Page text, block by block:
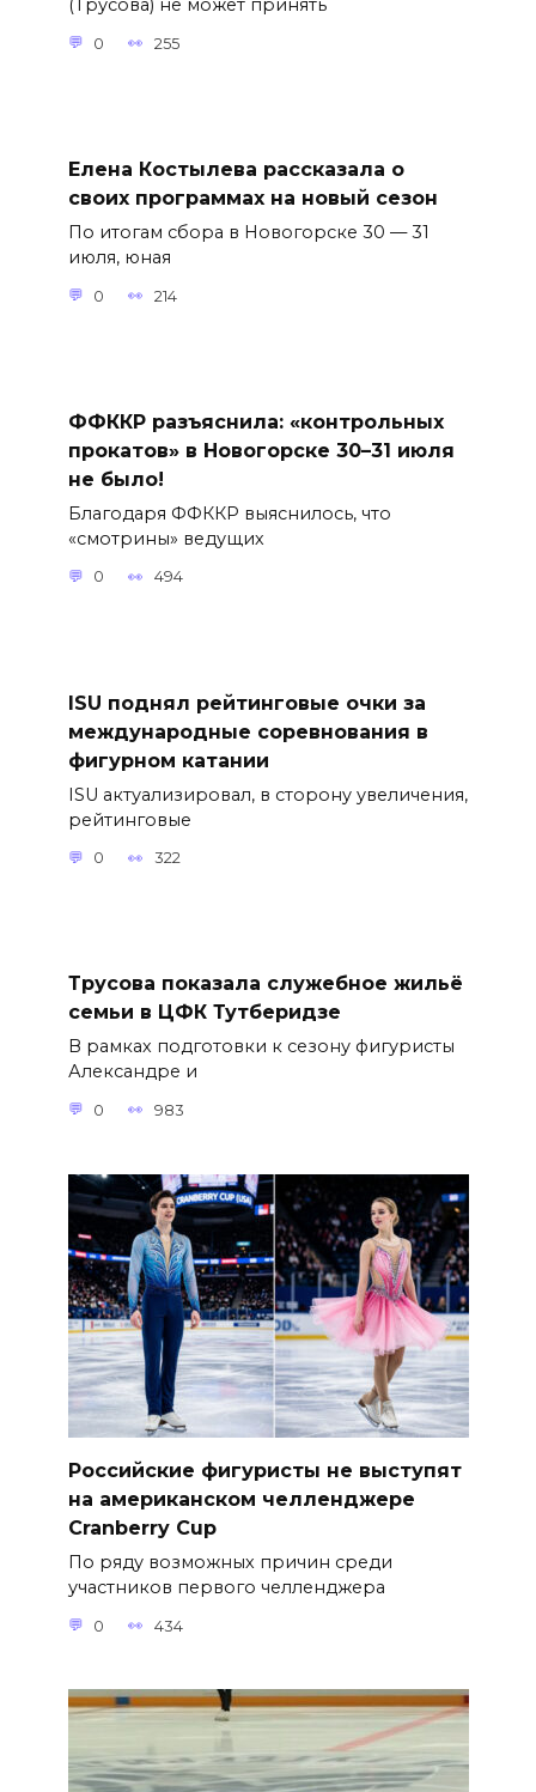
(Трусова) не может принять
0 255
Елена Костылева рассказала о
своих программах на новый сезон
По итогам сбора в Новогорске 30 — 31
июля, юная
0 214
ФФККР разъяснила: «контрольных
прокатов» в Новогорске 30–31 июля
не было!
Благодаря ФФККР выяснилось, что
«смотрины» ведущих
0 494
ISU поднял рейтинговые очки за
международные соревнования в
фигурном катании
ISU актуализировал, в сторону увеличения,
рейтинговые
0 322
Трусова показала служебное жильё
семьи в ЦФК Тутберидзе
В рамках подготовки к сезону фигуристы
Александре и
0 983
Российские фигуристы не выступят
на американском челленджере
Cranberry Cup
По ряду возможных причин среди
участников первого челленджера
0 434